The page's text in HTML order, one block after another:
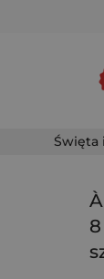
Święta